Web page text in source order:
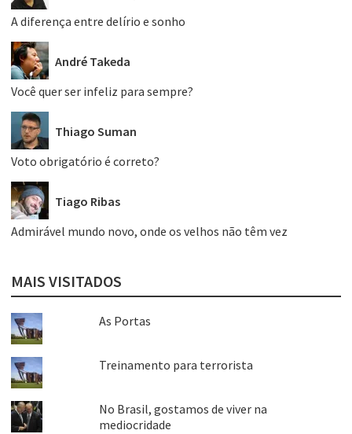
A diferença entre delírio e sonho
André Takeda
Você quer ser infeliz para sempre?
Thiago Suman
Voto obrigatório é correto?
Tiago Ribas
Admirável mundo novo, onde os velhos não têm vez
MAIS VISITADOS
As Portas
Treinamento para terrorista
No Brasil, gostamos de viver na
mediocridade